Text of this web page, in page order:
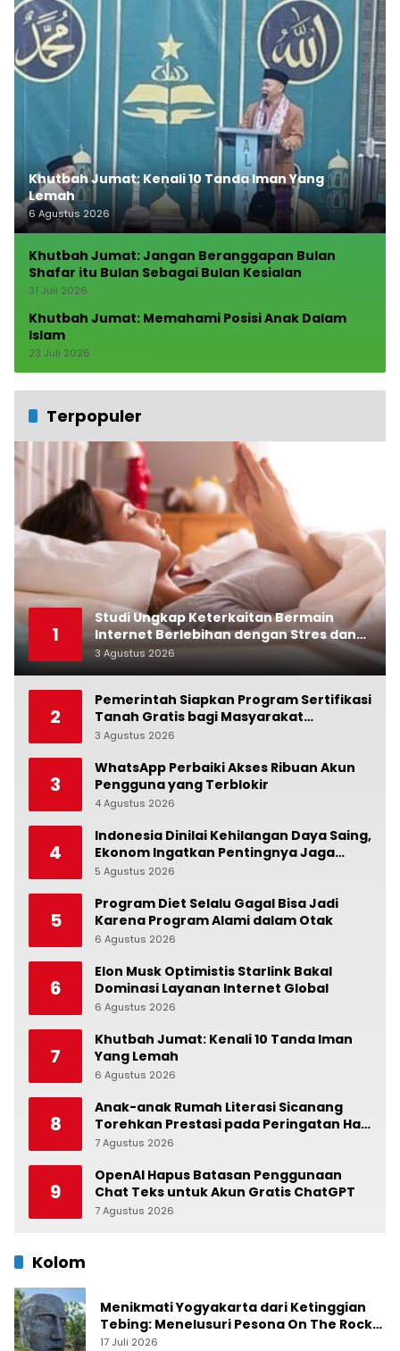
Khutbah Jumat: Kenali 10 Tanda Iman Yang
Lemah
6 Agustus 2026
Khutbah Jumat: Jangan Beranggapan Bulan
Shafar itu Bulan Sebagai Bulan Kesialan
31 Juli 2026
Khutbah Jumat: Memahami Posisi Anak Dalam
Islam
23 Juli 2026
Terpopuler
1
Studi Ungkap Keterkaitan Bermain
Internet Berlebihan dengan Stres dan
Suasana Hati
3 Agustus 2026
2
Pemerintah Siapkan Program Sertifikasi
Tanah Gratis bagi Masyarakat
Berpenghasilan Rendah
3 Agustus 2026
3
WhatsApp Perbaiki Akses Ribuan Akun
Pengguna yang Terblokir
4 Agustus 2026
4
Indonesia Dinilai Kehilangan Daya Saing,
Ekonom Ingatkan Pentingnya Jaga
Independensi Bank Indonesia
5 Agustus 2026
5
Program Diet Selalu Gagal Bisa Jadi
Karena Program Alami dalam Otak
6 Agustus 2026
6
Elon Musk Optimistis Starlink Bakal
Dominasi Layanan Internet Global
6 Agustus 2026
7
Khutbah Jumat: Kenali 10 Tanda Iman
Yang Lemah
6 Agustus 2026
8
Anak-anak Rumah Literasi Sicanang
Torehkan Prestasi pada Peringatan Hari
Anak Nasional di Kecamatan Medan
7 Agustus 2026
9
OpenAI Hapus Batasan Penggunaan
Chat Teks untuk Akun Gratis ChatGPT
7 Agustus 2026
Kolom
Menikmati Yogyakarta dari Ketinggian
Tebing: Menelusuri Pesona On The Rock
Jogja yang Sedang Naik Daun
17 Juli 2026